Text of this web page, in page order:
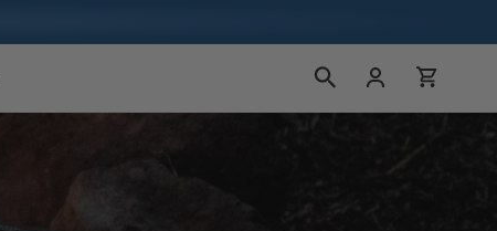
ConectarseCarrito